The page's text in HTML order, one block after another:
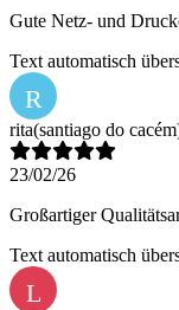
Gute Netz- und
Text automatisch
R
rita(santiago do
23/02/26
Großartiger
Text automatisch
L